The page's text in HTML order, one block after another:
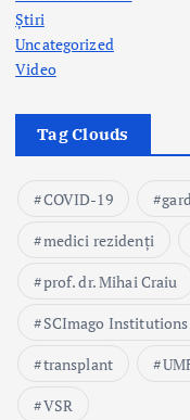
Știri
Uncategorized
Video
Tag Clouds
COVID-19
medici rezidenți
prof. dr. Mihai Craiu
SCImago Institutions
transplant
VSR